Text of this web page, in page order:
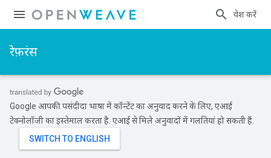
प्रवेश करें
रेफ़रंस
Google आपकी पसंदीदा भाषा में कॉन्टेंट का अनुवाद करने के लिए, एआई
टेक्नोलॉजी का इस्तेमाल करता है. एआई से मिले अनुवादों में गलतियां हो सकती हैं.